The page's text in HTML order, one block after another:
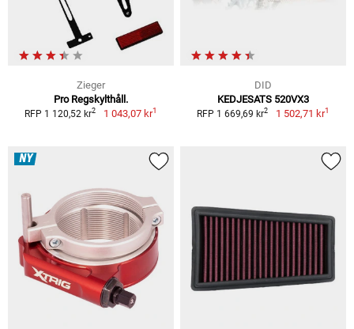
Zieger
Pro Regskylthåll.
RFP 1 120,52 kr2 1 043,07 kr1
DID
KEDJESATS 520VX3
RFP 1 669,69 kr2 1 502,71 kr1
NY